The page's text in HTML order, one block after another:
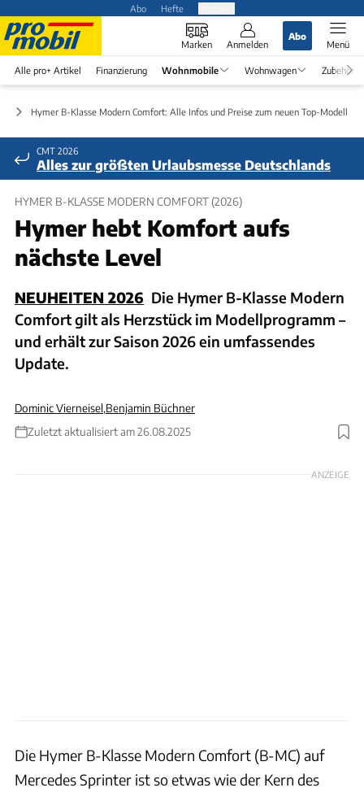
Abo Hefte
Marken Anmelden
Abo
Menü
Alle pro+ Artikel Finanzierung Wohnmobile Wohnwagen Zubehör
Hymer B-Klasse Modern Comfort: Alle Infos und Preise zum neuen Top-Modell
CMT 2026
Alles zur größten Urlaubsmesse Deutschlands
HYMER B-KLASSE MODERN COMFORT (2026)
Hymer hebt Komfort aufs
nächste Level
NEUHEITEN 2026 Die Hymer B-Klasse Modern
Comfort gilt als Herzstück im Modellprogramm –
und erhält zur Saison 2026 ein umfassendes
Update.
Dominic Vierneisel,Benjamin Büchner
Zuletzt aktualisiert am 26.08.2025
ANZEIGE
Die Hymer B-Klasse Modern Comfort (B-MC) auf
Mercedes Sprinter ist so etwas wie der Kern des